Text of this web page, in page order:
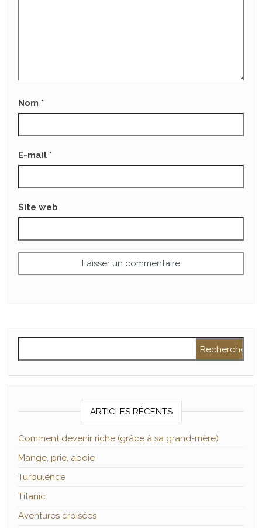
Nom *
E-mail *
Site web
ARTICLES RÉCENTS
Comment devenir riche (grâce à sa grand-mère)
Mange, prie, aboie
Turbulence
Titanic
Aventures croisées